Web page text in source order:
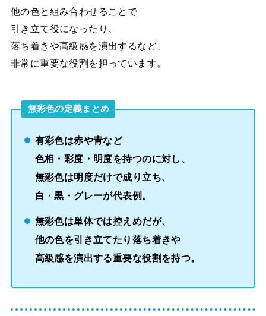
他の色と組み合わせることで
引き立て役になったり、
落ち着きや高級感を演出するなど、
非常に重要な役割を担っています。
無彩色の定義まとめ
有彩色は赤や青など
色相・彩度・明度を持つのに対し、
無彩色は明度だけで成り立ち、
白・黒・グレーが代表例。
無彩色は単体では控えめだが、
他の色を引き立てたり落ち着きや
高級感を演出する重要な役割を持つ。